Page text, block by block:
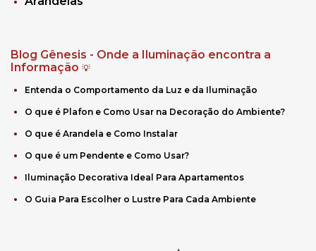
Blog Gênesis - Onde a Iluminação encontra a
Informação 💡
Entenda o Comportamento da Luz e da Iluminação
O que é Plafon e Como Usar na Decoração do Ambiente?
O que é Arandela e Como Instalar
O que é um Pendente e Como Usar?
Iluminação Decorativa Ideal Para Apartamentos
O Guia Para Escolher o Lustre Para Cada Ambiente